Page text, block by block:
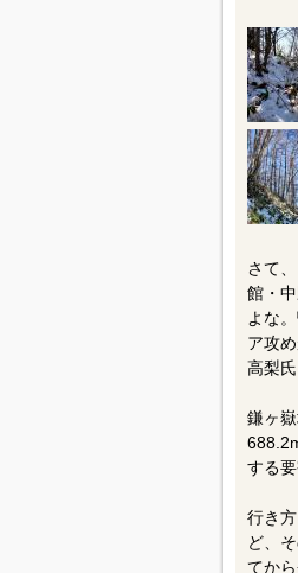
さて
館・
よな
ア攻
高梨
鎌ヶ
する
行き
ど、
てか